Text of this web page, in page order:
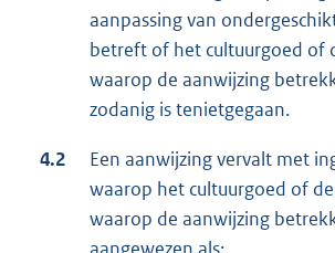
aanpassing van
betreft of het cultuurgoed of
waarop de aanwijzing
zodanig is tenietgegaan.
4.2
Een aanwijzing vervalt met
waarop het cultuurgoed of
waarop de aanwijzing